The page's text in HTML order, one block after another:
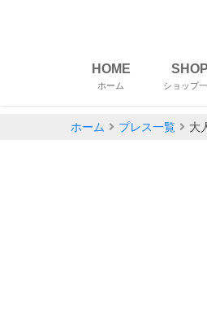
HOME
ホーム
SHOP
ショップ
ホーム プレス一覧 大